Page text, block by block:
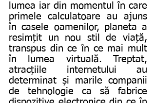
lumea iar din momentul în care
primele calculatoare au ajuns
în casele oamenilor, planeta a
resimțit un nou stil de viață,
transpus din ce în ce mai mult
în lumea virtuală. Treptat,
atracțiile internetului au
determinat și marile companii
de tehnologie ca să fabrice